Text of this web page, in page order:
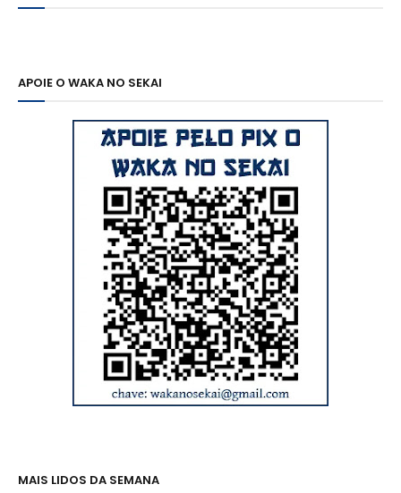
APOIE O WAKA NO SEKAI
MAIS LIDOS DA SEMANA